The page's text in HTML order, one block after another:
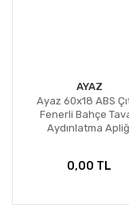
AYAZ
Ayaz 60x18 ABS
Fenerli Bahçe
Aydınlatma
0,00 TL